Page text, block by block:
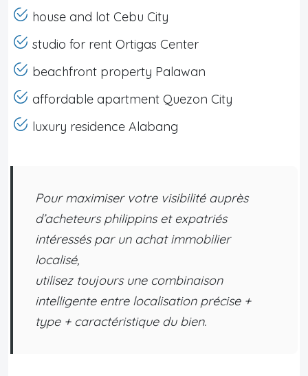
house and lot Cebu City
studio for rent Ortigas Center
beachfront property Palawan
affordable apartment Quezon City
luxury residence Alabang
Pour maximiser votre visibilité auprès
d’acheteurs philippins et expatriés
intéressés par un achat immobilier
localisé,
utilisez toujours une combinaison
intelligente entre localisation précise +
type + caractéristique du bien.